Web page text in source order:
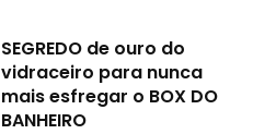
SEGREDO de ouro do
vidraceiro para nunca
mais esfregar o BOX DO
BANHEIRO